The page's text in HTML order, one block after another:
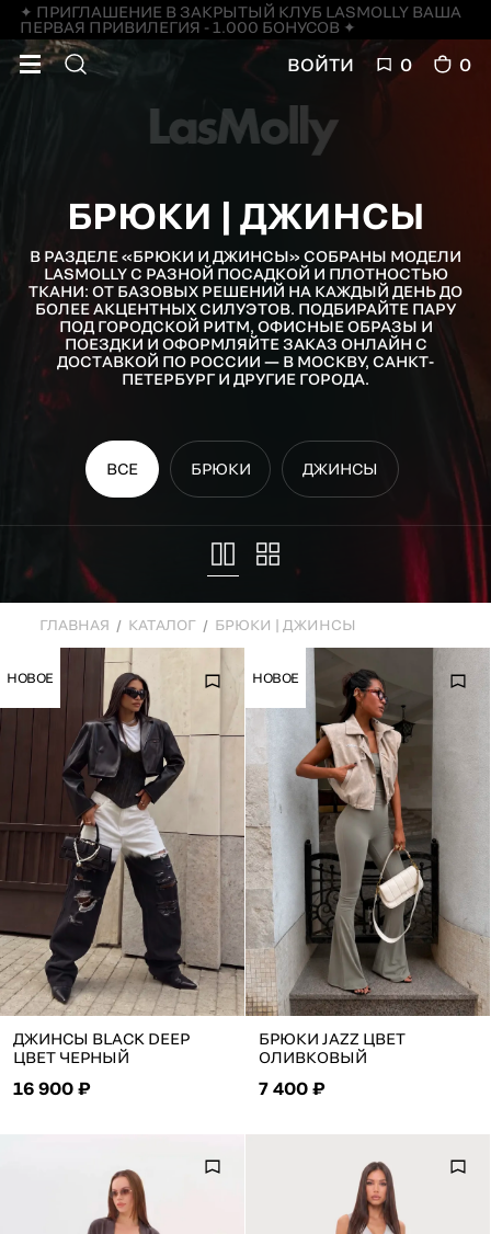
✦ ПРИГЛАШЕНИЕ В ЗАКРЫТЫЙ КЛУБ LASMOLLY ВАША
ПЕРВАЯ ПРИВИЛЕГИЯ - 1.000 БОНУСОВ ✦
ВОЙТИ 0 0
БРЮКИ | ДЖИНСЫ
В РАЗДЕЛЕ «БРЮКИ И ДЖИНСЫ» СОБРАНЫ МОДЕЛИ
LASMOLLY С РАЗНОЙ ПОСАДКОЙ И ПЛОТНОСТЬЮ
ТКАНИ: ОТ БАЗОВЫХ РЕШЕНИЙ НА КАЖДЫЙ ДЕНЬ ДО
БОЛЕЕ АКЦЕНТНЫХ СИЛУЭТОВ. ПОДБИРАЙТЕ ПАРУ
ПОД ГОРОДСКОЙ РИТМ, ОФИСНЫЕ ОБРАЗЫ И
ПОЕЗДКИ И ОФОРМЛЯЙТЕ ЗАКАЗ ОНЛАЙН С
ДОСТАВКОЙ ПО РОССИИ — В МОСКВУ, САНКТ-
ПЕТЕРБУРГ И ДРУГИЕ ГОРОДА.
ВСЕ БРЮКИ ДЖИНСЫ
ГЛАВНАЯ КАТАЛОГ БРЮКИ | ДЖИНСЫ
НОВОЕ
ДЖИНСЫ BLACK DEEP
ЦВЕТ ЧЕРНЫЙ
16 900 ₽
НОВОЕ
БРЮКИ JAZZ ЦВЕТ
ОЛИВКОВЫЙ
7 400 ₽